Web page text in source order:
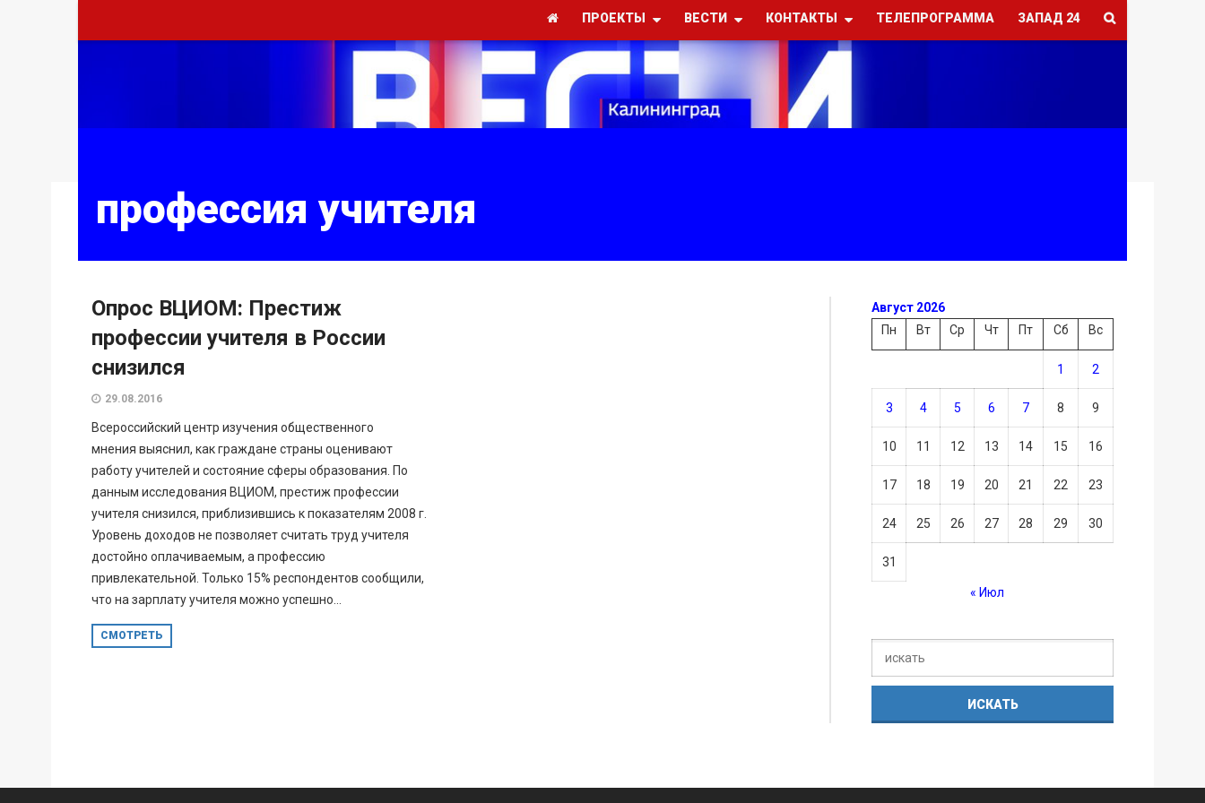
ПРОЕКТЫ ВЕСТИ КОНТАКТЫ ТЕЛЕПРОГРАММА ЗАПАД 24
профессия учителя
Опрос ВЦИОМ: Престиж
профессии учителя в России
снизился
29.08.2016
Всероссийский центр изучения общественного
мнения выяснил, как граждане страны оценивают
работу учителей и состояние сферы образования. По
данным исследования ВЦИОМ, престиж профессии
учителя снизился, приблизившись к показателям 2008 г.
Уровень доходов не позволяет считать труд учителя
достойно оплачиваемым, а профессию
привлекательной. Только 15% респондентов сообщили,
что на зарплату учителя можно успешно...
СМОТРЕТЬ
Август 2026
Пн
Вт Ср Чт Пт Сб Вс
1 2
3 4 5 6 7 8 9
10 11 12 13 14 15 16
17 18 19 20 21 22 23
24 25 26 27 28 29 30
31
« Июл